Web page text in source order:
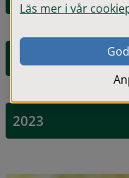
2024
2023
Läs mer i vår